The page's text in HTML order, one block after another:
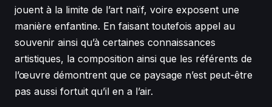
jouent à la limite de l’art naïf, voire exposent une
manière enfantine. En faisant toutefois appel au
souvenir ainsi qu’à certaines connaissances
artistiques, la composition ainsi que les référents de
l’œuvre démontrent que ce paysage n’est peut-être
pas aussi fortuit qu’il en a l’air.